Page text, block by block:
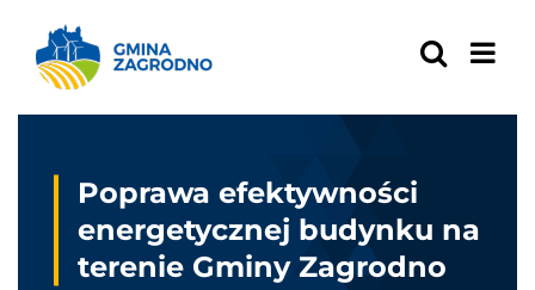
content
Poprawa efektywności
energetycznej budynku na
terenie Gminy Zagrodno